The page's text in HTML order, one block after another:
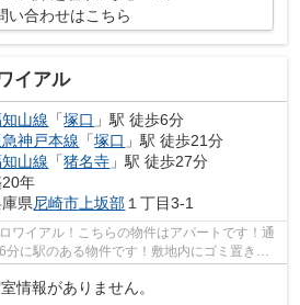
い合わせはこちら
イアル
山線 「塚口 」駅 徒歩6分
神戸本線 「塚口 」駅 徒歩21分
山線 「猪名寺 」駅 徒歩27分
年
県尼崎市 上坂部 １丁目3-1
ワイアル！こちらの物件はアパートです！通
に駅のある物件です！敷地内にゴミ置き場
情報がありません。